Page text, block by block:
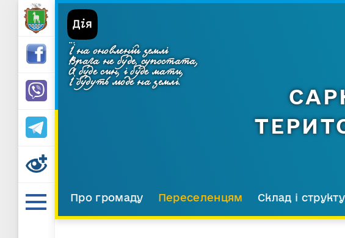
...
І на оновленій землі
Врага не буде, супостата,
А буде син, і буде мати,
І будуть люде на землі.
Про громаду Переселенцям Склад і